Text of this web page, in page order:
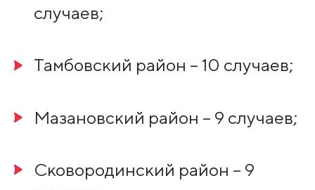
случаев;
Тамбовский район – 10 случаев;
Мазановский район – 9 случаев;
Сковородинский район – 9